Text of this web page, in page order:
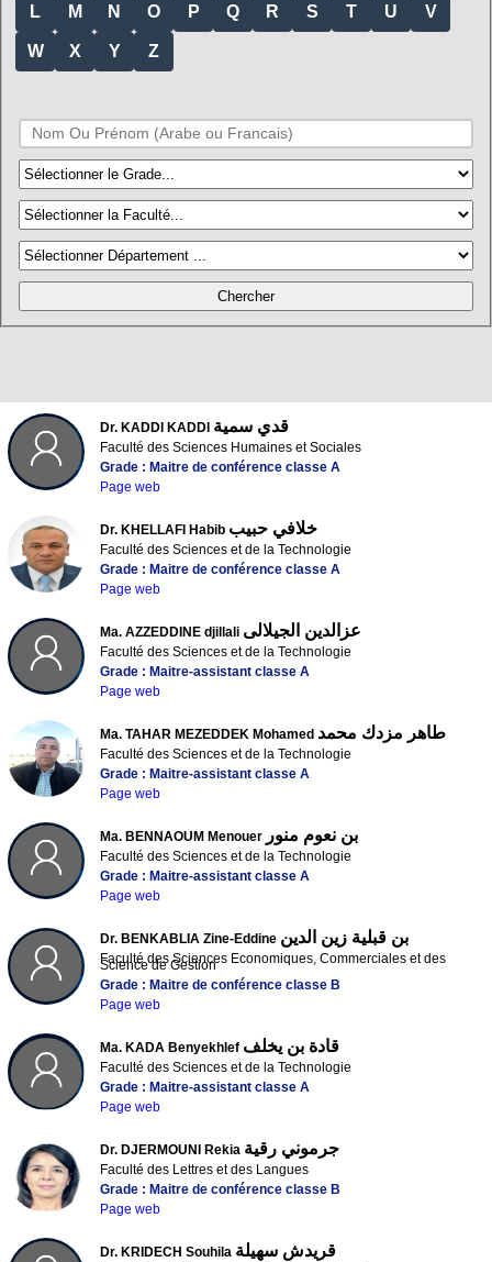
L M N O P Q R S T U V
W X Y Z
Dr. KADDI KADDI قدي سمية
Faculté des Sciences Humaines et Sociales
Grade : Maitre de conférence classe A
Page web
Dr. KHELLAFI Habib خلافي حبيب
Faculté des Sciences et de la Technologie
Grade : Maitre de conférence classe A
Page web
Ma. AZZEDDINE djillali عزالدين الجيلالى
Faculté des Sciences et de la Technologie
Grade : Maitre-assistant classe A
Page web
Ma. TAHAR MEZEDDEK Mohamed طاهر مزدك محمد
Faculté des Sciences et de la Technologie
Grade : Maitre-assistant classe A
Page web
Ma. BENNAOUM Menouer بن نعوم منور
Faculté des Sciences et de la Technologie
Grade : Maitre-assistant classe A
Page web
Dr. BENKABLIA Zine-Eddine بن قبلية زين الدين
Faculté des Sciences Economiques, Commerciales et des
Science de Gestion
Grade : Maitre de conférence classe B
Page web
Ma. KADA Benyekhlef قادة بن يخلف
Faculté des Sciences et de la Technologie
Grade : Maitre-assistant classe A
Page web
Dr. DJERMOUNI Rekia جرموني رقية
Faculté des Lettres et des Langues
Grade : Maitre de conférence classe B
Page web
Dr. KRIDECH Souhila قريدش سهيلة